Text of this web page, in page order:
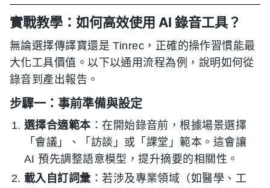
實戰教學：如何高效使用 AI 錄音工具？
無論選擇傳譯寶還是 Tinrec，正確的操作習慣能最
大化工具價值。以下以通用流程為例，說明如何從
錄音到產出報告。
步驟一：事前準備與設定
選擇合適範本 ：在開始錄音前，根據場景選擇
「會議」、「訪談」或「課堂」範本。這會讓
AI 預先調整語意模型，提升摘要的相關性。
載入自訂詞彙 ：若涉及專業領域（如醫學、工